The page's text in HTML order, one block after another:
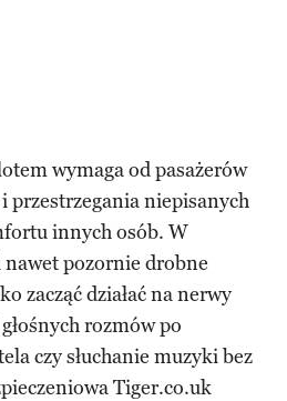
wymaga od pasażerów
przestrzegania niepisanych
innych osób. W
pozornie drobne
zacząć działać na nerwy
rozmów po
czy słuchanie muzyki bez
Tiger.co.uk